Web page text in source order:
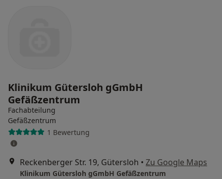
Klinikum Gütersloh gGmbH
Gefäßzentrum
Fachabteilung
Gefäßzentrum
1 Bewertung
Reckenberger Str. 19, Gütersloh • Zu Google Maps
Klinikum Gütersloh gGmbH Gefäßzentrum